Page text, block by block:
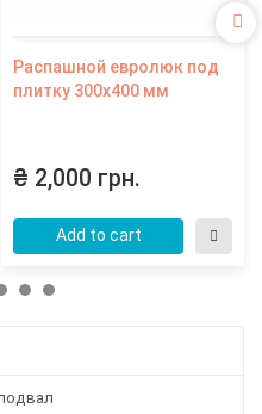
Распашной евролюк под
плитку 300х400 мм
₴ 2,000 грн.
Add to cart